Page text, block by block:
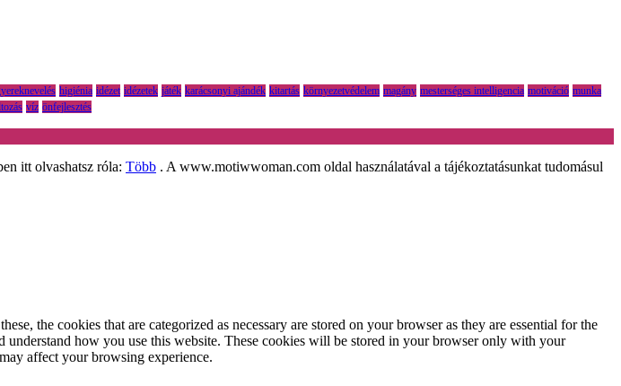
higiénia idézet idézetek játék karácsonyi ajándék kitartás környezetvédelem magány mesterséges intelligencia motiváció munka
víz önfejlesztés
itt olvashatsz róla: Több . A www.motiwwoman.com oldal használatával a tájékoztatásunkat tudomásul
the cookies that are categorized as necessary are stored on your browser as they are essential for the
how you use this website. These cookies will be stored in your browser only with your
affect your browsing experience.